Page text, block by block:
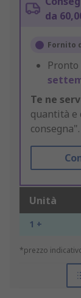
da
Fornito
Te ne
quantità e
consegna".
Unità
1 +
*prezzo